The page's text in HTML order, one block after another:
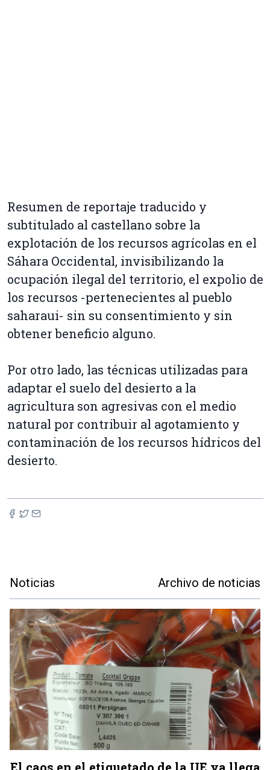
Resumen de reportaje traducido y
subtitulado al castellano sobre la
explotación de los recursos agrícolas en el
Sáhara Occidental, invisibilizando la
ocupación ilegal del territorio, el expolio de
los recursos -pertenecientes al pueblo
saharaui- sin su consentimiento y sin
obtener beneficio alguno.
Por otro lado, las técnicas utilizadas para
adaptar el suelo del desierto a la
agricultura son agresivas con el medio
natural por contribuir al agotamiento y
contaminación de los recursos hídricos del
desierto.
Noticias Archivo de noticias
El caos en el etiquetado de la UE ya llega